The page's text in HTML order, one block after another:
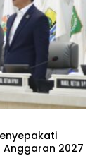
Anggaran 2027